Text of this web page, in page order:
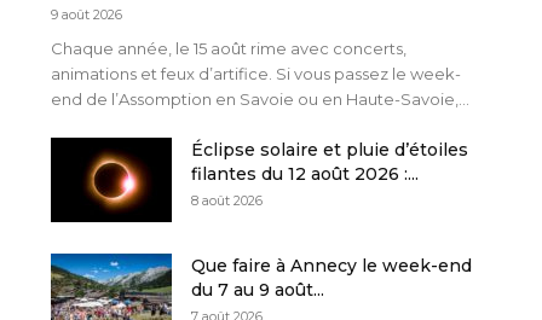
9 août 2026
Chaque année, le 15 août rime avec concerts,
animations et feux d’artifice. Si vous passez le week-
end de l’Assomption en Savoie ou en Haute-Savoie,...
Éclipse solaire et pluie d’étoiles
filantes du 12 août 2026 :...
8 août 2026
Que faire à Annecy le week-end
du 7 au 9 août...
7 août 2026